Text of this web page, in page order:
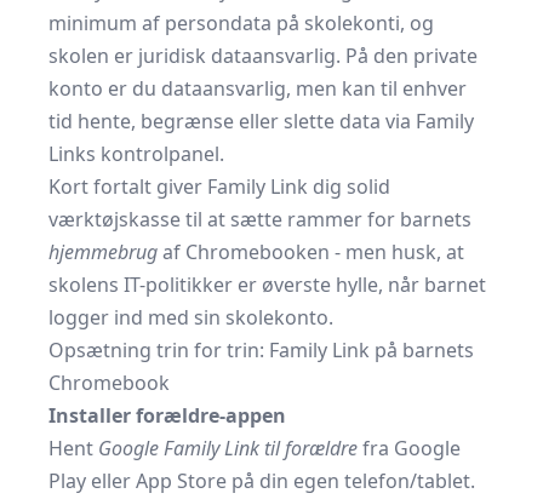
minimum af persondata på skolekonti, og
skolen er juridisk dataansvarlig. På den private
konto er du dataansvarlig, men kan til enhver
tid hente, begrænse eller slette data via Family
Links kontrolpanel.
Kort fortalt giver Family Link dig solid
værktøjskasse til at sætte rammer for barnets
hjemmebrugaf Chromebooken - men husk, at
skolens IT-politikker er øverste hylle, når barnet
logger ind med sin skolekonto.
Opsætning trin for trin: Family Link på barnets
Chromebook
Installer forældre-appen
Hent Google Family Link til forældrefra Google
Play ellerApp Store på din egen telefon/tablet.